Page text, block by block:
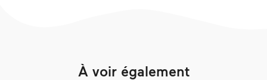
À voir également